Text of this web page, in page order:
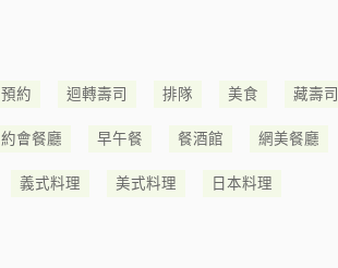
預約 迴轉壽司 排隊 美食 藏壽司
約會餐廳 早午餐 餐酒館 網美餐廳
義式料理 美式料理 日本料理